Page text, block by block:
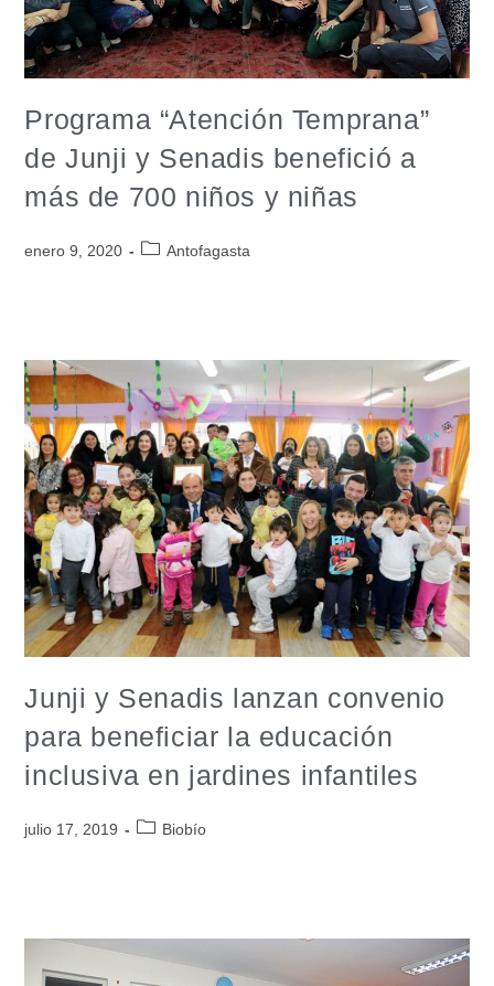
Programa “Atención Temprana”
de Junji y Senadis benefició a
más de 700 niños y niñas
enero 9, 2020 Antofagasta
Junji y Senadis lanzan convenio
para beneficiar la educación
inclusiva en jardines infantiles
julio 17, 2019 Biobío